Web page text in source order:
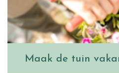
Maak de tuin